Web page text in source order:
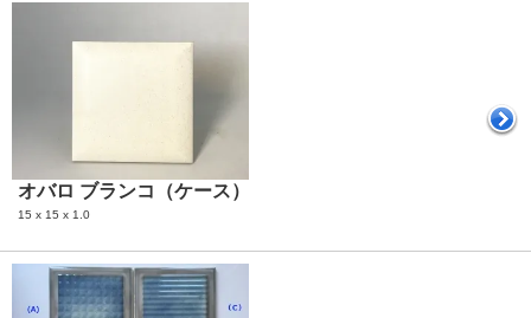
オバロ ブランコ（ケース）
15 x 15 x 1.0